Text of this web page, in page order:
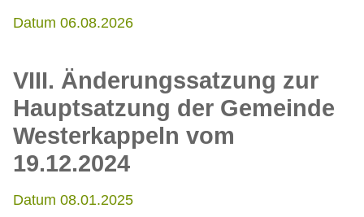
Datum 06.08.2026
VIII. Änderungssatzung zur
Hauptsatzung der Gemeinde
Westerkappeln vom
19.12.2024
Datum 08.01.2025